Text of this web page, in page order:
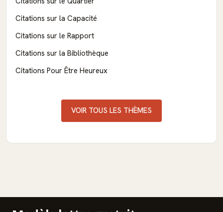
Citations sur la Capacité
Citations sur le Rapport
Citations sur la Bibliothèque
Citations Pour Être Heureux
VOIR TOUS LES THÈMES